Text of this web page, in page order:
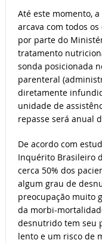
Até este momento, a
arcava com todos
por parte do
tratamento
sonda posicionada
parenteral
diretamente
unidade de
repasse será anual
De acordo com
Inquérito Brasileiro
cerca 50% dos
algum grau de
preocupação muito
da morbi-
desnutrido tem seu
lento e um risco de